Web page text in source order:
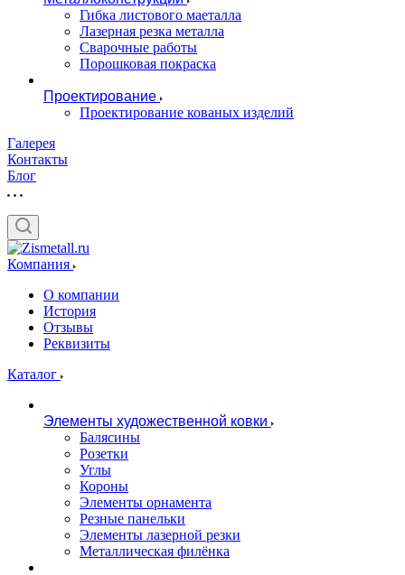
Гибка листового маеталла
Лазерная резка металла
Сварочные работы
Порошковая покраска
Проектирование
Проектирование кованых изделий
Галерея
Контакты
Блог
Компания
О компании
История
Отзывы
Реквизиты
Каталог
Элементы художественной ковки
Балясины
Розетки
Углы
Короны
Элементы орнамента
Резные панельки
Элементы лазерной резки
Металлическая филёнка